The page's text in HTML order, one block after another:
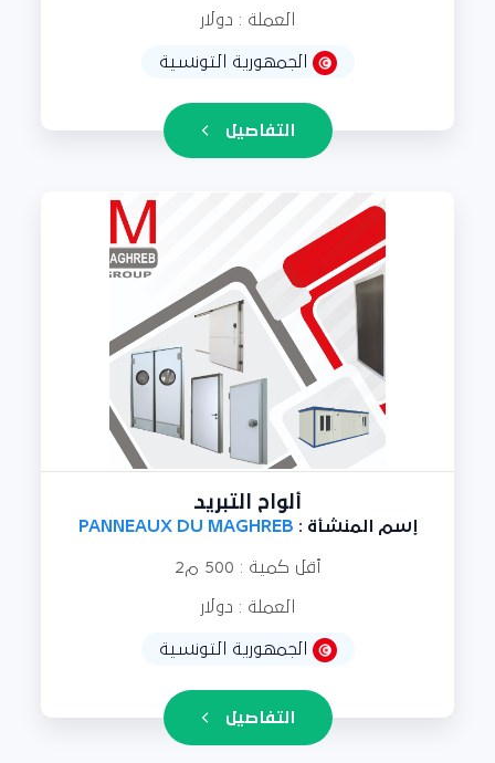
العملة : دولار
الجمهورية التونسية
التفاصيل
ألواح التبريد
إسم المنشأة :
أقل كمية : 500 م2
العملة : دولار
الجمهورية التونسية
التفاصيل